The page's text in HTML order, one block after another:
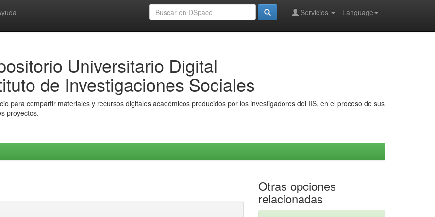
Language
Servicios
Universitario Digital
de Investigaciones Sociales
para compartir materiales y recursos digitales académicos producidos por los investigadores del IIS, en el proceso de sus
proyectos.
Otras opciones
relacionadas